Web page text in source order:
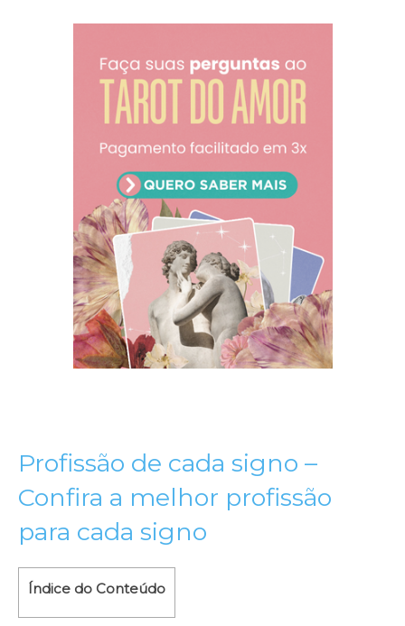
Profissão de cada signo –
Confira a melhor profissão
para cada signo
Índice do Conteúdo